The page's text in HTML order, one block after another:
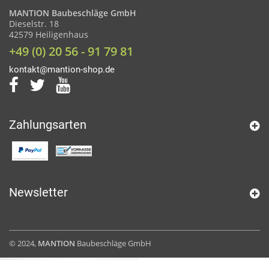
MANTION Baubeschläge GmbH
Dieselstr. 18
42579 Heiligenhaus
+49 (0) 20 56 - 91 79 81
kontakt@mantion-shop.de
Zahlungsarten
Newsletter
© 2024, MANTION Baubeschläge GmbH